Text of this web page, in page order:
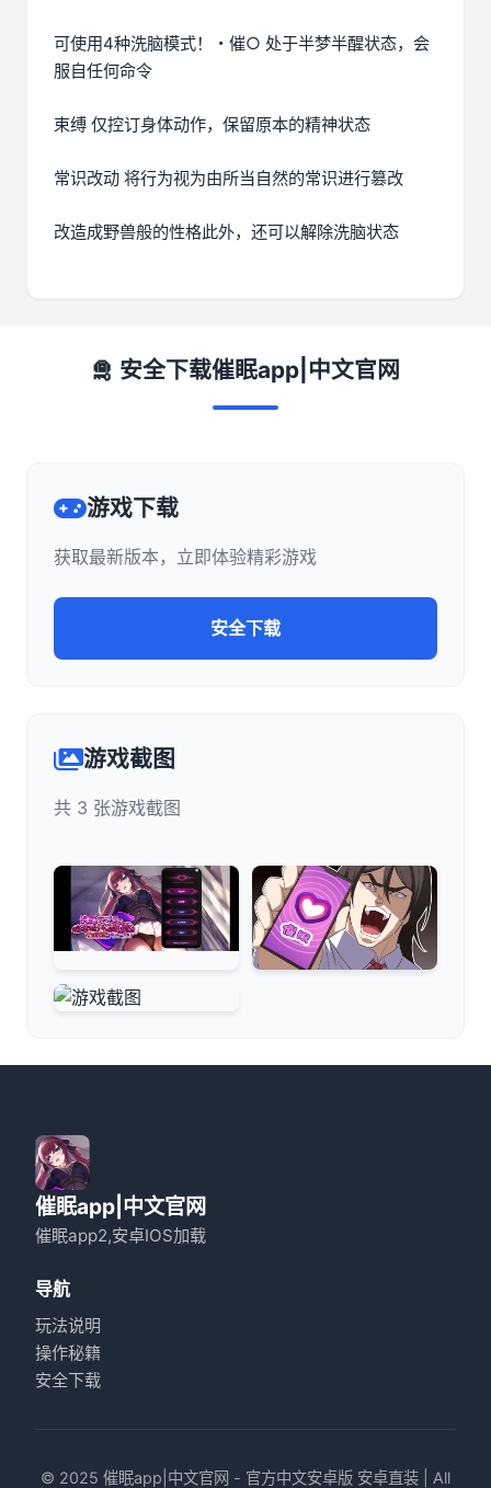
可使用4种洗脑模式！・催○ 处于半梦半醒状态，会
服自任何命令
束缚 仅控订身体动作，保留原本的精神状态
常识改动 将行为视为由所当自然的常识进行篡改
改造成野兽般的性格此外，还可以解除洗脑状态
🛅 安全下载催眠app|中文官网
游戏下载
获取最新版本，立即体验精彩游戏
安全下载
游戏截图
共 3 张游戏截图
催眠app|中文官网
催眠app2,安卓IOS加载
导航
玩法说明
操作秘籍
安全下载
© 2025 催眠app|中文官网 - 官方中文安卓版 安卓直装 | All